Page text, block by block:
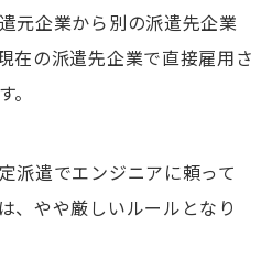
元企業から別の派遣先企業
在の派遣先企業で直接雇用さ
。
派遣でエンジニアに頼って
、やや厳しいルールとなり